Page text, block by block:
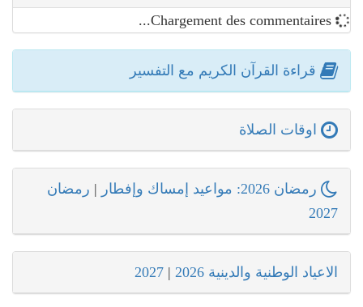
Chargement des commentaires...
قراءة القرآن الكريم مع التفسير
اوقات الصلاة
رمضان 2026: مواعيد إمساك وإفطار | رمضان
2027
الاعياد الوطنية والدينية 2026 |
2027